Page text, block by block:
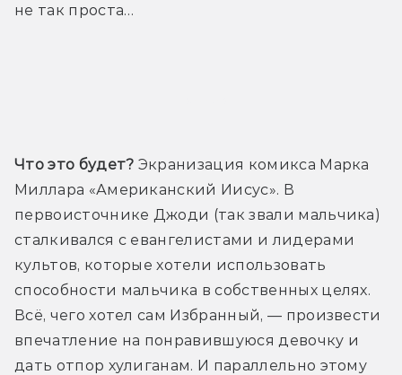
не так проста…
Что это будет? Экранизация комикса Марка
Миллара «Американский Иисус». В
первоисточнике Джоди (так звали мальчика)
сталкивался с евангелистами и лидерами
культов, которые хотели использовать
способности мальчика в собственных целях.
Всё, чего хотел сам Избранный, — произвести
впечатление на понравившуюся девочку и
дать отпор хулиганам. И параллельно этому